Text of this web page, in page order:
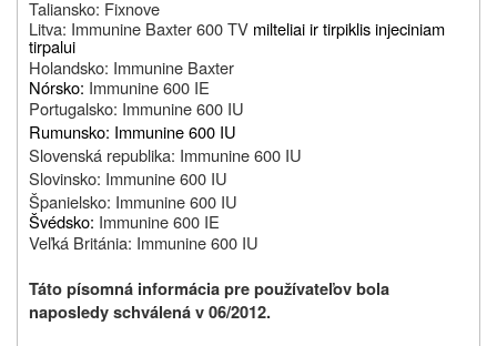
Taliansko: Fixnove
Litva: Immunine Baxter 600 TV milteliai ir tirpiklis injeciniam
tirpalui
Holandsko: Immunine Baxter
Nórsko: Immunine 600 IE
Portugalsko: Immunine 600 IU
Rumunsko: Immunine 600 IU
Slovenská republika: Immunine 600 IU
Slovinsko: Immunine 600 IU
Španielsko: Immunine 600 IU
Švédsko: Immunine 600 IE
Veľká Británia: Immunine 600 IU
Táto písomná informácia pre používateľov bola
naposledy schválená v 06/2012.